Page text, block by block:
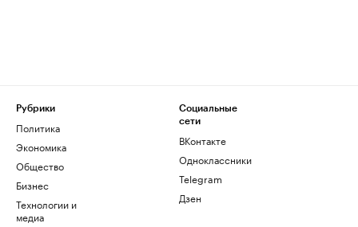
Рубрики
Политика
Экономика
Общество
Бизнес
Технологии и
медиа
Социальные
сети
ВКонтакте
Одноклассники
Telegram
Дзен